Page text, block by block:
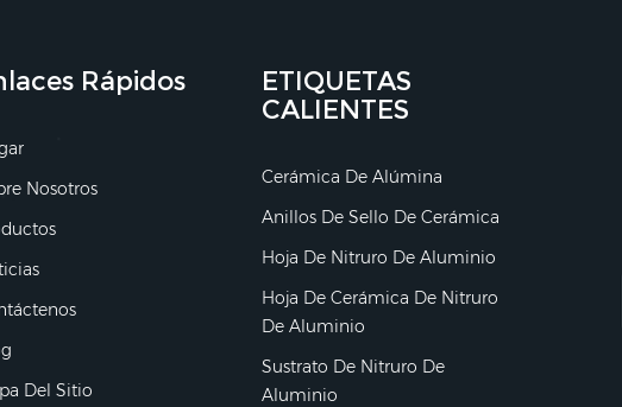
Rápidos
Nosotros
Del Sitio
ETIQUETAS
CALIENTES
Cerámica De Alúmina
Anillos De Sello De Cerámica
Hoja De Nitruro De Aluminio
Hoja De Cerámica De Nitruro
De Aluminio
Sustrato De Nitruro De
Aluminio